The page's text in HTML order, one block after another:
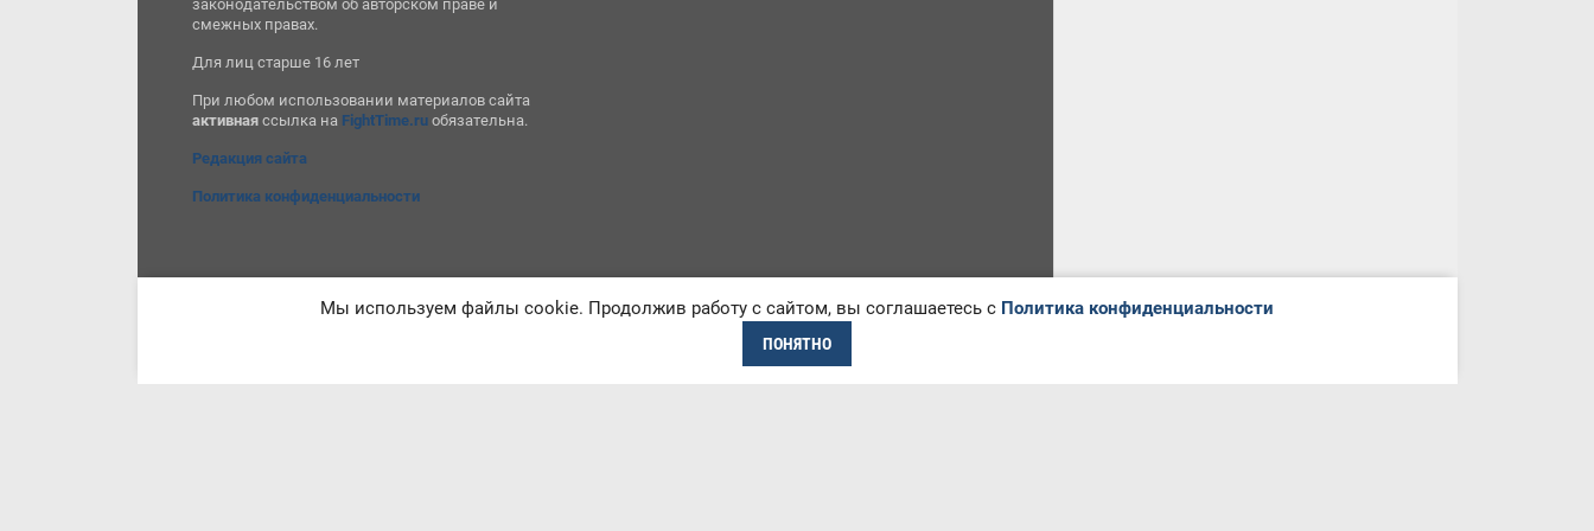
законодательством об авторском праве и
смежных правах.
Для лиц старше 16 лет
При любом использовании материалов сайта
активная ссылка на FightTime.ru обязательна.
Редакция сайта
Политика конфиденциальности
Мы используем файлы cookie. Продолжив работу с сайтом, вы соглашаетесь с Политика конфиденциальности
ПОНЯТНО